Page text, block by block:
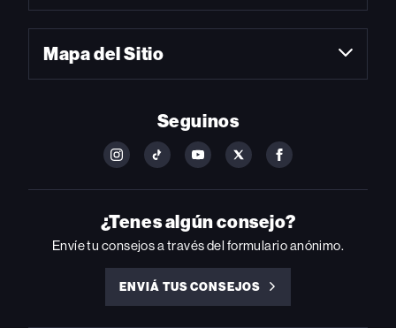
Mapa del Sitio
Seguinos
FOLLOW
ON
INSTAGRAM
FOLLOW
ON
YOUTUBE
FOLLOW
ON
YOUTUBE
FOLLOW
ON
FOLLOW
ON
FACEBOOK
¿Tenes algún consejo?
Envíe tu consejos a través del formulario anónimo.
ENVIÁ TUS CONSEJOS
ENVIÁ